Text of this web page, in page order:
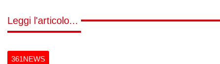
Leggi l'articolo...
361NEWS